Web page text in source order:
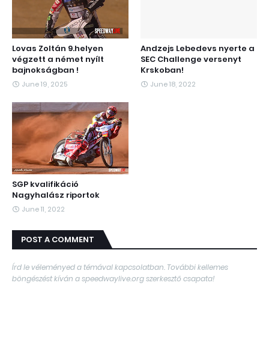
Lovas Zoltán 9.helyen
végzett a német nyílt
bajnokságban !
June 19, 2025
Andzejs Lebedevs nyerte a
SEC Challenge versenyt
Krskoban!
June 18, 2022
SGP kvalifikáció
Nagyhalász riportok
June 11, 2022
POST A COMMENT
Írd le véleményed a témával kapcsolatban. További kellemes
böngészést kíván a speedwaylive.org szerkesztő csapata!